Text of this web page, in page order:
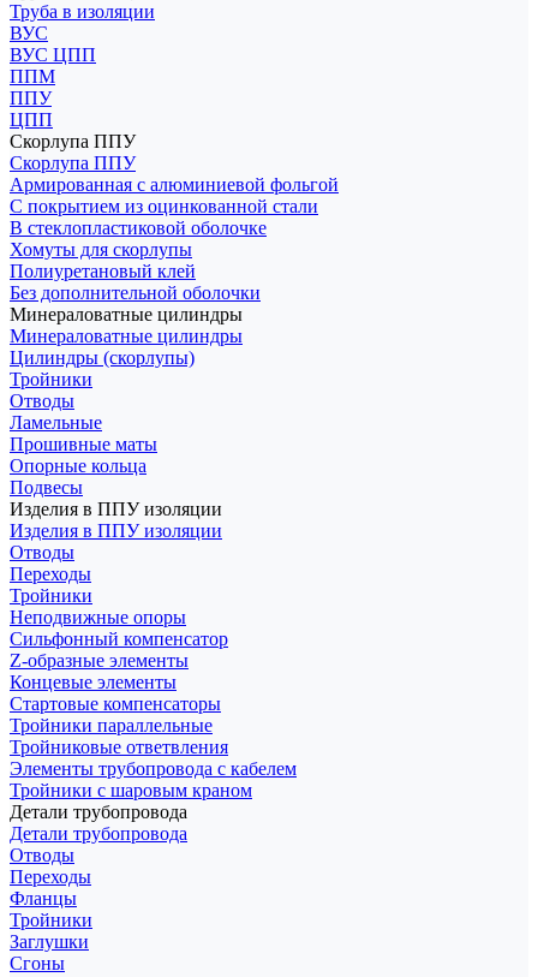
Труба в изоляции
ВУС
ВУС ЦПП
ППМ
ППУ
ЦПП
Скорлупа ППУ
Скорлупа ППУ
Армированная с алюминиевой фольгой
С покрытием из оцинкованной стали
В стеклопластиковой оболочке
Хомуты для скорлупы
Полиуретановый клей
Без дополнительной оболочки
Минераловатные цилиндры
Минераловатные цилиндры
Цилиндры (скорлупы)
Тройники
Отводы
Ламельные
Прошивные маты
Опорные кольца
Подвесы
Изделия в ППУ изоляции
Изделия в ППУ изоляции
Отводы
Переходы
Тройники
Неподвижные опоры
Cильфонный компенсатор
Z-образные элементы
Концевые элементы
Стартовые компенсаторы
Тройники параллельные
Тройниковые ответвления
Элементы трубопровода с кабелем
Тройники с шаровым краном
Детали трубопровода
Детали трубопровода
Отводы
Переходы
Фланцы
Тройники
Заглушки
Сгоны